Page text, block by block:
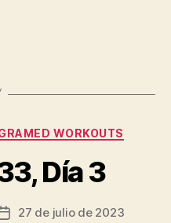
WORKOUTS
Día 3
Fecha27 de julio de 2023